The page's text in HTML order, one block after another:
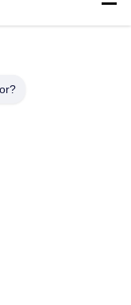
Résistant au
résistant aux